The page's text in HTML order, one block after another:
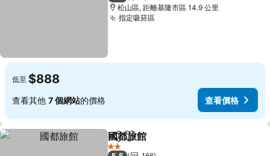
松山區, 距離基隆市區 14.9 公里
指定吸菸區查看價格
低至 $888
查看其他 7 個網站的價格 查看價格
分享 加入我的最愛
國都旅館
2 星級